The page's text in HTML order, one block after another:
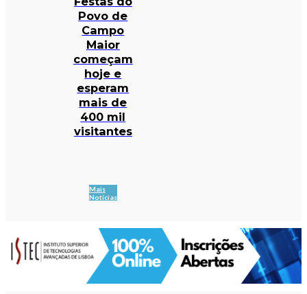
Povo de
Campo
Maior
começam
hoje e
esperam
mais de
400 mil
visitantes
Mais
Notícias